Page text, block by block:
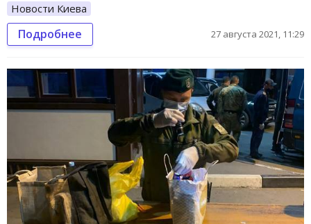
Новости Киева
Подробнее 27 августа 2021, 11:29